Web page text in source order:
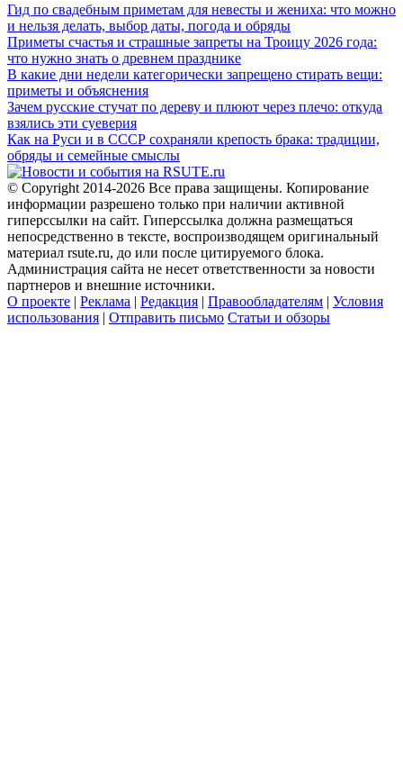
Гид по свадебным приметам для невесты и жениха: что можно
и нельзя делать, выбор даты, погода и обряды
Приметы счастья и страшные запреты на Троицу 2026 года:
что нужно знать о древнем празднике
В какие дни недели категорически запрещено стирать вещи:
приметы и объяснения
Зачем русские стучат по дереву и плюют через плечо: откуда
взялись эти суеверия
Как на Руси и в СССР сохраняли крепость брака: традиции,
обряды и семейные смыслы
© Copyright 2014-2026 Все права защищены. Копирование
информации разрешено только при наличии активной
гиперссылки на сайт. Гиперссылка должна размещаться
непосредственно в тексте, воспроизводящем оригинальный
материал rsute.ru, до или после цитируемого блока.
Администрация сайта не несет ответственности за новости
партнеров и внешние источники.
О проекте | Реклама | Редакция | Правообладателям | Условия
использования | Отправить письмо Статьи и обзоры